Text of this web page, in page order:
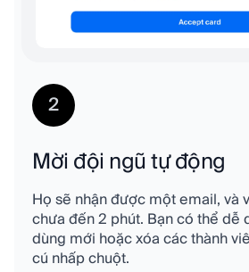
2
Mời đội ngũ tự động
Họ sẽ nhận được một email, và
chưa đến 2 phút. Bạn có thể dễ
dùng mới hoặc xóa các thành
cú nhấp chuột.